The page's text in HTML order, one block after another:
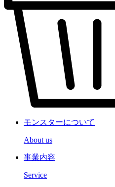
モンスターについて
About us
事業内容
Service